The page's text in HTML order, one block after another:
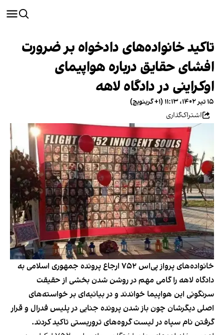
تاکید خانواده‌های دادخواه بر ضرورت
افشای حقایق درباره هواپیمای
اوکراینی در دادگاه لاهه
۱۵ تیر ۱۴۰۲، ۱۱:۱۳ (‎+۱ گرینویچ)
اشتراک‌گذاری
خانواده‌های پرواز پی‌اس ۷۵۲ ارجاع پرونده جمهوری اسلامی به
دادگاه لاهه را گامی مهم در روشن شدن بخشی از حقیقت
سرنگونی این هواپیما خواندند و در بیانیه‌ای بر خواسته‌های
اصلی دیگرشان چون باز شدن پرونده جنایی در پلیس فدرال و قرار
گرفتن نام سپاه در لیست گروه‌های تروریستی تاکید کردند.